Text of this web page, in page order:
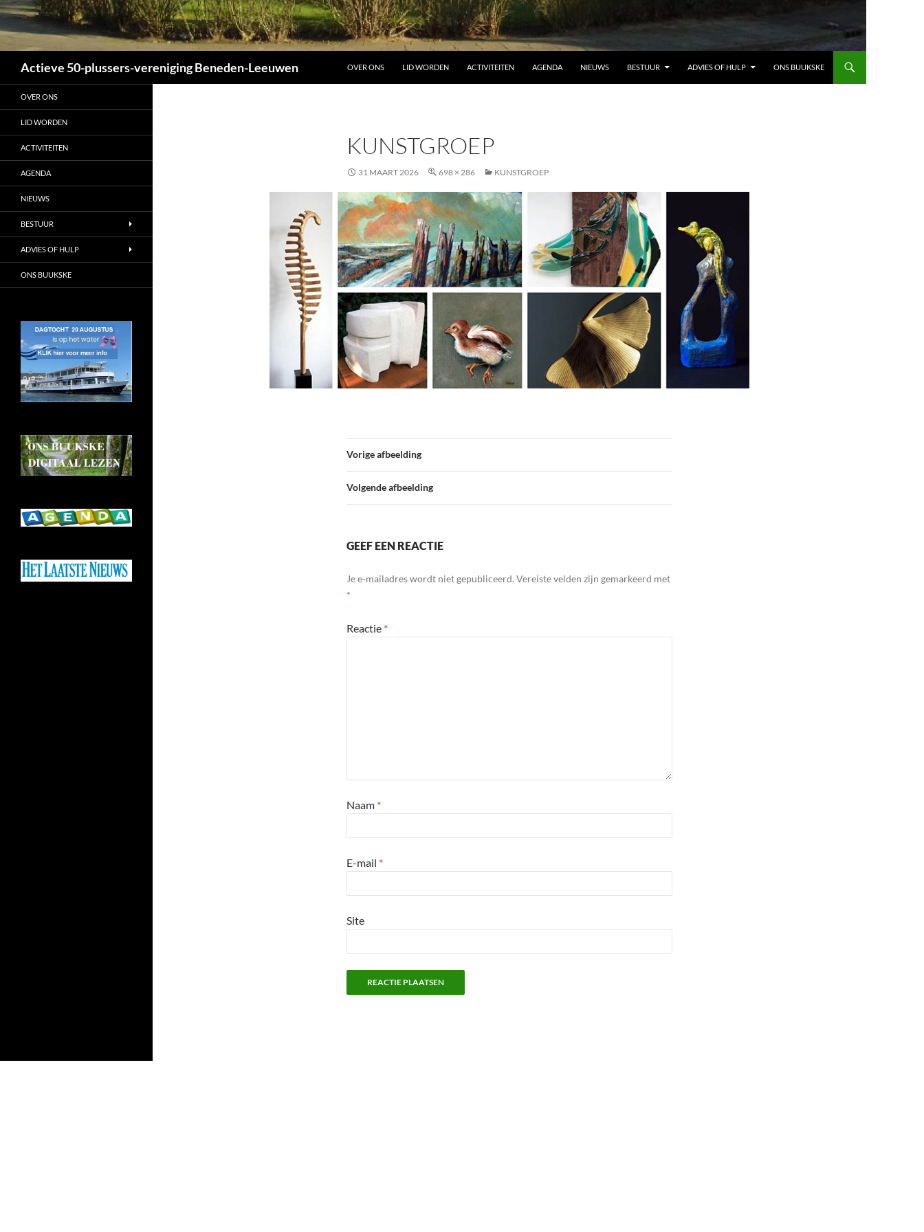
Actieve 50-plussers-vereniging Beneden-Leeuwen OVER ONS LID WORDEN ACTIVITEITEN AGENDA NIEUWS BESTUUR ADVIES OF HULP ONS BUUKSKE
KUNSTGROEP
31 MAART 2026 698 × 286 KUNSTGROEP
Vorige afbeelding
Volgende afbeelding
GEEF EEN REACTIE
Je e-mailadres wordt niet gepubliceerd. Vereiste velden zijn gemarkeerd met
*
Reactie *
Naam *
E-mail *
Site
OVER ONS
LID WORDEN
ACTIVITEITEN
AGENDA
NIEUWS
BESTUUR
ADVIES OF HULP
ONS BUUKSKE